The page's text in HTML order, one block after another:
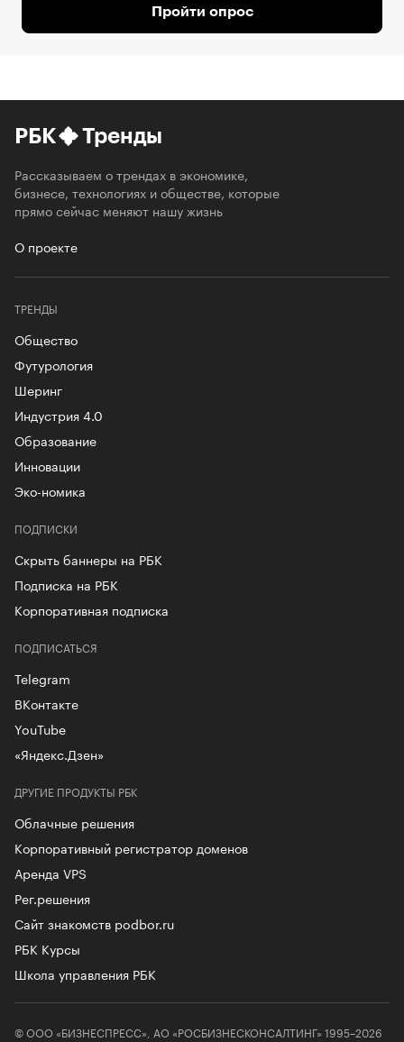
Пройти опрос
РБК Тренды
Рассказываем о трендах в экономике,
бизнесе, технологиях и обществе, которые
прямо сейчас меняют нашу жизнь
О проекте
ТРЕНДЫ
Общество
Футурология
Шеринг
Индустрия 4.0
Образование
Инновации
Эко-номика
ПОДПИСКИ
Скрыть баннеры на РБК
Подписка на РБК
Корпоративная подписка
ДРУГИЕ ПРОДУКТЫ РБК
Облачные решения
Корпоративный регистратор доменов
Аренда VPS
Рег.решения
Сайт знакомств podbor.ru
РБК Курсы
Школа управления РБК
ПОДПИСАТЬСЯ
Telegram
ВКонтакте
YouTube
«Яндекс.Дзен»
© ООО «БИЗНЕСПРЕСС», АО «РОСБИЗНЕСКОНСАЛТИНГ» 1995–2026